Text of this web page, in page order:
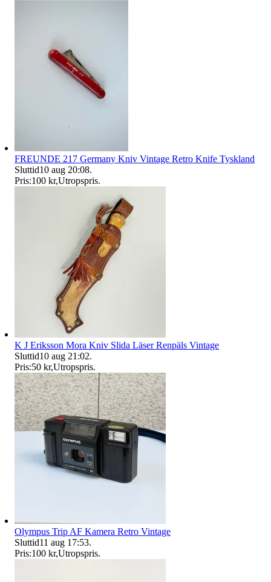
FREUNDE 217 Germany Kniv Vintage Retro Knife Tyskland
Sluttid10 aug 20:08.
Pris:100 kr,Utropspris.
K J Eriksson Mora Kniv Slida Läser Renpäls Vintage
Sluttid10 aug 21:02.
Pris:50 kr,Utropspris.
Olympus Trip AF Kamera Retro Vintage
Sluttid11 aug 17:53.
Pris:100 kr,Utropspris.